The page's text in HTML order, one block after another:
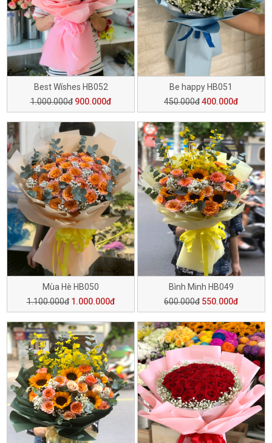
Best Wíshes HB052
1.000.000đ 900.000đ
Be happy HB051
450.000đ400.000đ
Mùa Hè HB050
1.100.000đ 1.000.000đ
Bình Minh HB049
600.000đ 550.000đ